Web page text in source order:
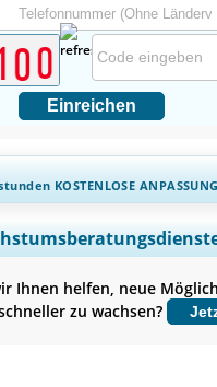
Einreichen
KOSTENLOSE ANPASSUNG
länderspezifische Abdeckung
Unternehmensprofile,
Jetzt anpassen
Ihnen helfen, neue
zu wachsen?